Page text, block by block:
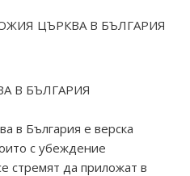
В БЪЛГАРИЯ
България е верска
с убеждение
стремят да приложат в